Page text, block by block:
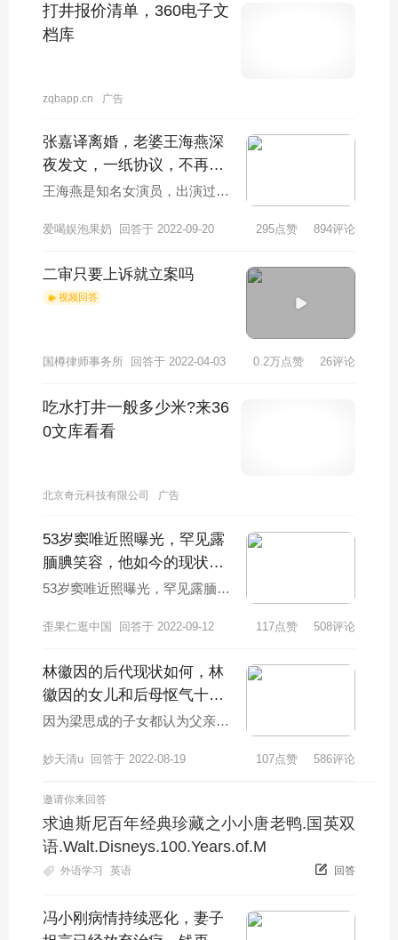
打井报价清单，360电子文
档库
zqbapp.cn 广告
张嘉译离婚，老婆王海燕深
夜发文，一纸协议，不再
见，现在过得怎样？
王海燕是知名女演员，出演过
《金婚》《国家使命》《誓言无
爱喝娱泡果奶 回答于 2022-09-20 295点赞 894评论
二审只要上诉就立案吗
视频回答
国樽律师事务所 回答于 2022-04-03 0.2万点赞 26评论
吃水打井一般多少米?来36
0文库看看
北京奇元科技有限公司 广告
53岁窦唯近照曝光，罕见露
腼腆笑容，他如今的现状如
何？
53岁窦唯近照曝光，罕见露腼腆
今的现状还可以一直在忙着幕后
歪果仁逛中国 回答于 2022-09-12 117点赞 508评论
林徽因的后代现状如何，林
徽因的女儿和后母怄气十
年，为何孙子孙女不姓梁?
因为梁思成的子女都认为父亲背
喊“打”的林洙进门，对于父亲再
妙天清u 回答于 2022-08-19 107点赞 586评论
邀请你来回答
求迪斯尼百年经典珍藏之小小唐老鸭.国英双
语.Walt.Disneys.100.Years.of.M
外语学习 英语 回答
冯小刚病情持续恶化，妻子